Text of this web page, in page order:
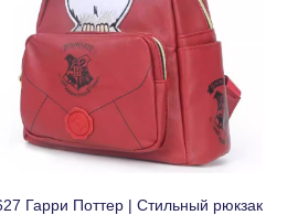
Гарри Поттер | Стильный рюкзак